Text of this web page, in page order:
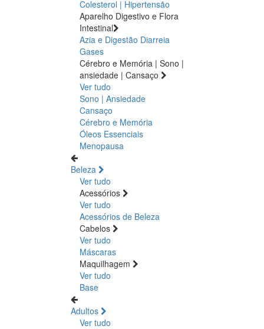
Colesterol | Hipertensão
Aparelho Digestivo e Flora
Intestinal
Azia e Digestão Diarreia
Gases
Cérebro e Memória | Sono |
ansiedade | Cansaço
Ver tudo
Sono | Ansiedade
Cansaço
Cérebro e Memória
Óleos Essenciais
Menopausa
Beleza
Ver tudo
Acessórios
Ver tudo
Acessórios de Beleza
Cabelos
Ver tudo
Máscaras
Maquilhagem
Ver tudo
Base
Adultos
Ver tudo